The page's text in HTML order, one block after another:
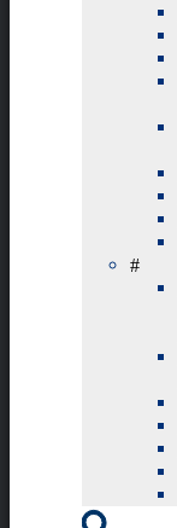
#